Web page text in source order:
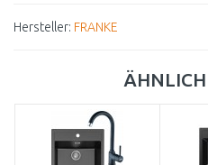
Hersteller: FRANKE